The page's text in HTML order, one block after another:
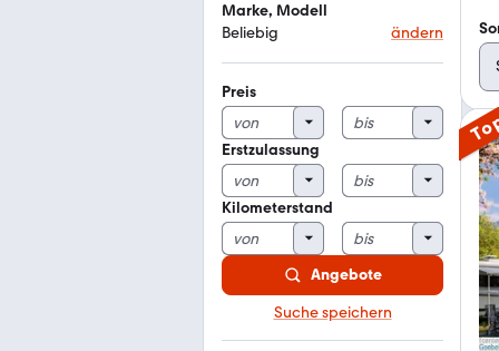
Marke, Modell
Beliebig
ändern
Preis
Erstzulassung
Kilometerstand
Angebote
Suche speichern